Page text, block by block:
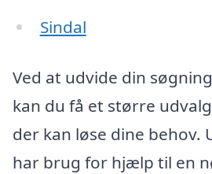
Sindal
Ved at udvide din
kan du få et større
der kan løse dine behov.
har brug for hjælp til en